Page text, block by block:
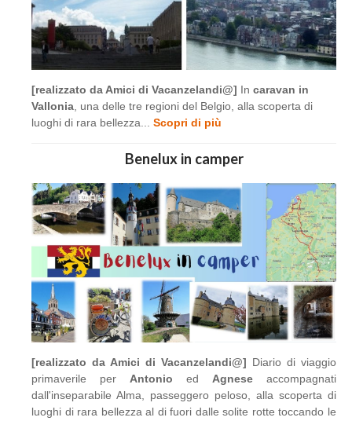
[realizzato da Amici di Vacanzelandi@] In caravan in
Vallonia , una delle tre regioni del Belgio, alla scoperta di
luoghi di rara bellezza... Scopri di più
Benelux in camper
[realizzato da Amici di Vacanzelandi@] Diario di viaggio
primaverile per Antonio ed Agnese accompagnati
dall'inseparabile Alma, passeggero peloso, alla scoperta di
luoghi di rara bellezza al di fuori dalle solite rotte toccando le